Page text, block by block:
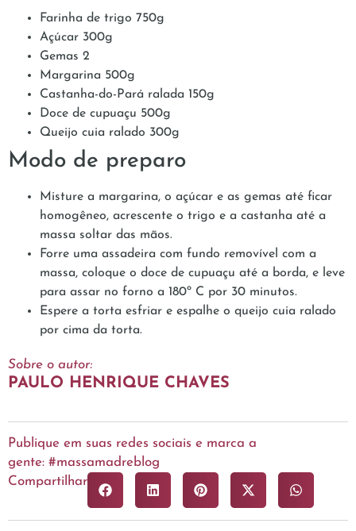
Farinha de trigo 750g
Açúcar 300g
Gemas 2
Margarina 500g
Castanha-do-Pará ralada 150g
Doce de cupuaçu 500g
Queijo cuia ralado 300g
Modo de preparo
Misture a margarina, o açúcar e as gemas até ficar
homogêneo, acrescente o trigo e a castanha até a
massa soltar das mãos.
Forre uma assadeira com fundo removível com a
massa, coloque o doce de cupuaçu até a borda, e leve
para assar no forno a 180º C por 30 minutos.
Espere a torta esfriar e espalhe o queijo cuia ralado
por cima da torta.
Sobre o autor:
PAULO HENRIQUE CHAVES
Publique em suas redes sociais e marca a
gente: #massamadreblog
Compartilhar